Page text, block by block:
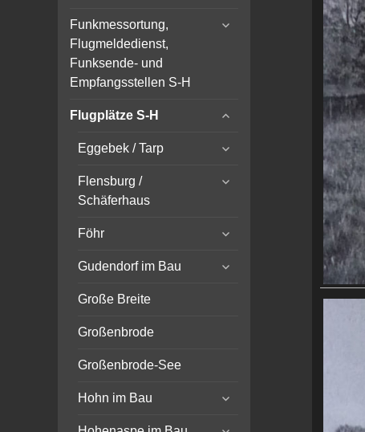
Funkmessortung,
Flugmeldedienst,
Funksende- und
Empfangsstellen S-H
expand
Flugplätze S-H
expand
menu
Eggebek / Tarp
expand
menu
Flensburg /
Schäferhaus
expand
Föhr
expand
menu
Gudendorf im Bau
expand
Große Breite
Großenbrode
Großenbrode-See
Hohn im Bau
expand
expand